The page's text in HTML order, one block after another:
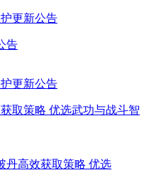
告
取策略 优选武功与战斗智